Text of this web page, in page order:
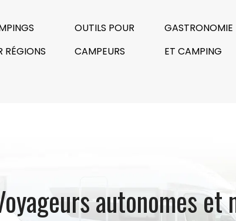
RÉGIONS
OUTILS POUR
CAMPEURS
GASTRONOMIE
ET CAMPING
autonomes et